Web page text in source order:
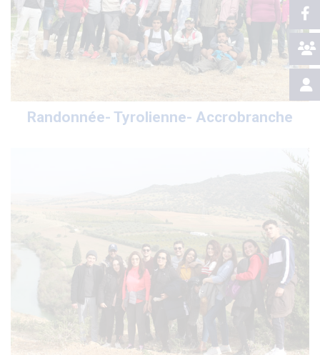
Randonnée- Tyrolienne- Accrobranche